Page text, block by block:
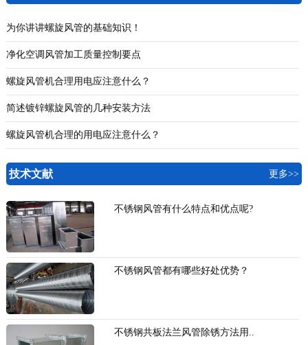
为你讲讲螺旋风管的基础知识！
净化空调风管加工质量控制要点
螺旋风管机合理用电应注意什么？
简述镀锌螺旋风管的几种安装方法
螺旋风管机合理的用电应注意什么？
技术文献 更多>>
不锈钢风管有什么特点和优点呢?
不锈钢风管都有哪些好处优势？
不锈钢共板法兰风管除锈方法用..